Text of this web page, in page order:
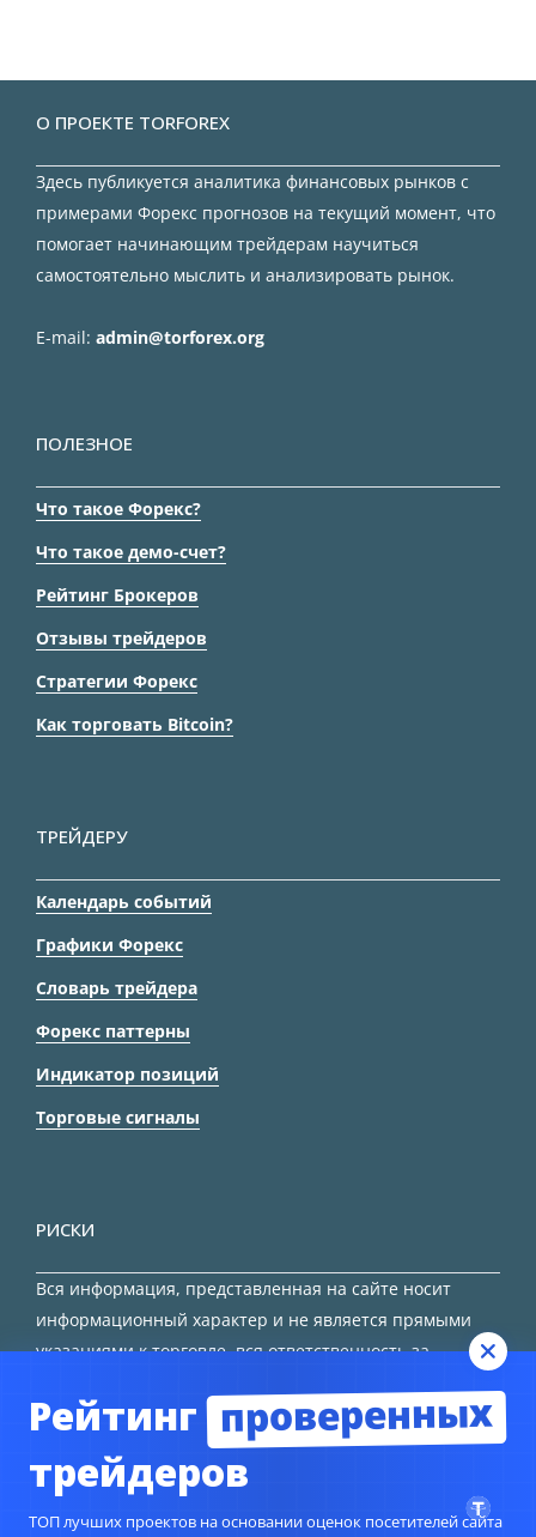
О ПРОЕКТЕ TORFOREX
Здесь публикуется аналитика финансовых рынков с
примерами Форекс прогнозов на текущий момент, что
помогает начинающим трейдерам научиться
самостоятельно мыслить и анализировать рынок.
E-mail: admin@torforex.org
ПОЛЕЗНОЕ
Что такое Форекс?
Что такое демо-счет?
Рейтинг Брокеров
Отзывы трейдеров
Стратегии Форекс
Как торговать Bitcoin?
ТРЕЙДЕРУ
Календарь событий
Графики Форекс
Словарь трейдера
Форекс паттерны
Индикатор позиций
Торговые сигналы
РИСКИ
Вся информация, представленная на сайте носит
информационный характер и не является прямыми
указаниями к торговле, вся ответственность за
Рейтинг проверенных
трейдеров
ТОП лучших проектов на основании оценок посетителей сайта